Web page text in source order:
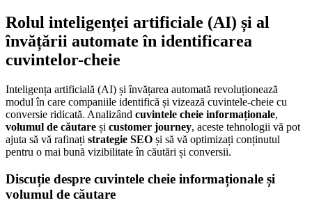
Rolul inteligenței artificiale (AI) și al
învățării automate în identificarea
cuvintelor-cheie
Inteligența artificială (AI) și învățarea automată revoluționează
modul în care companiile identifică și vizează cuvintele-cheie cu
conversie ridicată. Analizând cuvintele cheie informaționale,
volumul de căutare și customer journey, aceste tehnologii vă pot
ajuta să vă rafinați strategie SEO și să vă optimizați conținutul
pentru o mai bună vizibilitate în căutări și conversii.
Discuție despre cuvintele cheie informaționale și
volumul de căutare